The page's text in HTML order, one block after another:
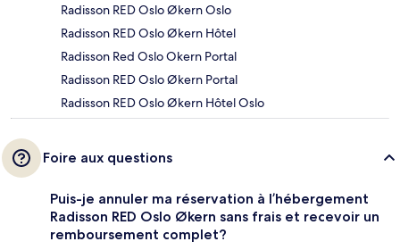
Radisson RED Oslo Økern Oslo
Radisson RED Oslo Økern Hôtel
Radisson Red Oslo Okern Portal
Radisson RED Oslo Økern Portal
Radisson RED Oslo Økern Hôtel Oslo
Foire aux questions
Puis-je annuler ma réservation à l’hébergement
Radisson RED Oslo Økern sans frais et recevoir un
remboursement complet?